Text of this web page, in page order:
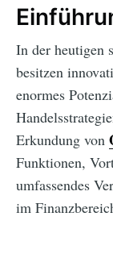
In der heutigen
besitzen
enormes
Erkundung von
Funktionen,
umfassendes
im